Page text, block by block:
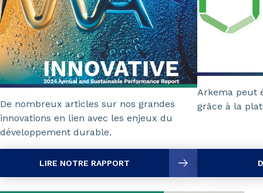
De nombreux articles sur nos grandes
innovations en lien avec les enjeux du
développement durable.
LIRE NOTRE RAPPORT
Arkema peut
grâce à la